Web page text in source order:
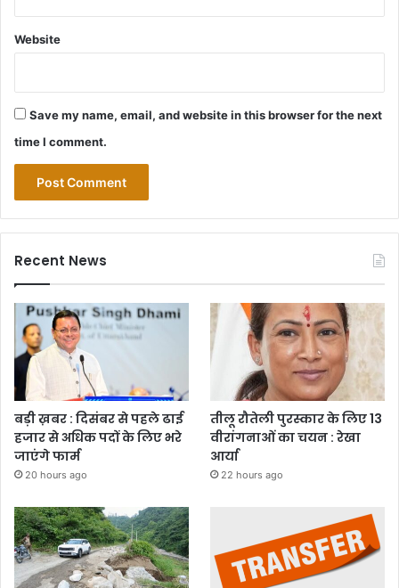
Website
Save my name, email, and website in this browser for the next
time I comment.
Recent News
बड़ी ख़बर : दिसंबर से पहले ढाई
हजार से अधिक पदों के लिए भरे
जाएंगे फार्म
20 hours ago
तीलू रौतेली पुरस्कार के लिए 13
वीरांगनाओं का चयन : रेखा
आर्या
22 hours ago